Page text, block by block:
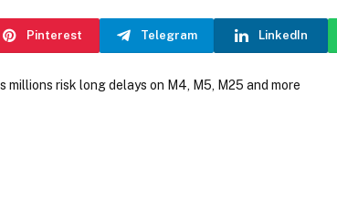
Pinterest Telegram LinkedIn